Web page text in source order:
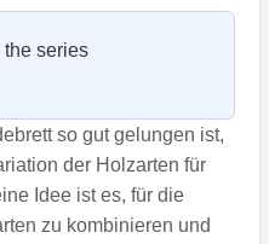
the series
so gut gelungen ist,
der Holzarten für
Idee ist es, für die
zu kombinieren und